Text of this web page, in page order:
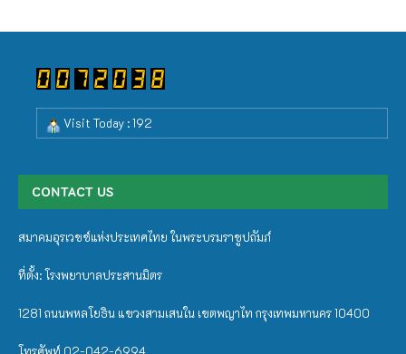
Visit Today : 192
CONTACT US
สมาคมอุรเวชช์แห่งประเทศไทย ในพระบรมราชูปถัมภ์
ที่ตั้ง: โรงพยาบาลประสานมิตร
1281 ถนนพหลโยธิน แขวงสามเสนใน เขตพญาไท กรุงเทพมหานคร 10400
โทรศัพท์ 02-042-6994